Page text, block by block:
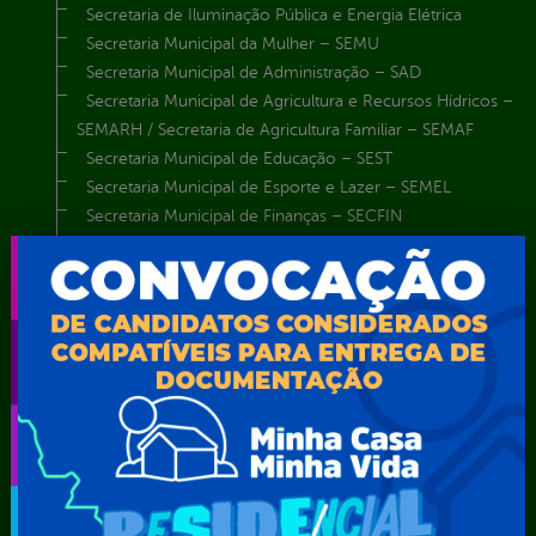
Secretaria de Iluminação Pública e Energia Elétrica
Secretaria Municipal da Mulher – SEMU
Secretaria Municipal de Administração – SAD
Secretaria Municipal de Agricultura e Recursos Hídricos –
SEMARH / Secretaria de Agricultura Familiar – SEMAF
Secretaria Municipal de Educação – SEST
Secretaria Municipal de Esporte e Lazer – SEMEL
Secretaria Municipal de Finanças – SECFIN
Secretaria Municipal de Meio Ambiente – SEMA
Secretaria Municipal de Planejamento e Gestão – SEPLAG
Secretaria Municipal de Relações Institucionais – SEMRI
Secretaria Municipal de Saúde – SMS
Secretaria Municipal de Serviços Públicos – SEMUSP
Superintendência de Trânsito e Transportes de Serra
Talhada-STTRANS
Transparência, Fiscalização e Controle
Portal da
E-sic
Outros